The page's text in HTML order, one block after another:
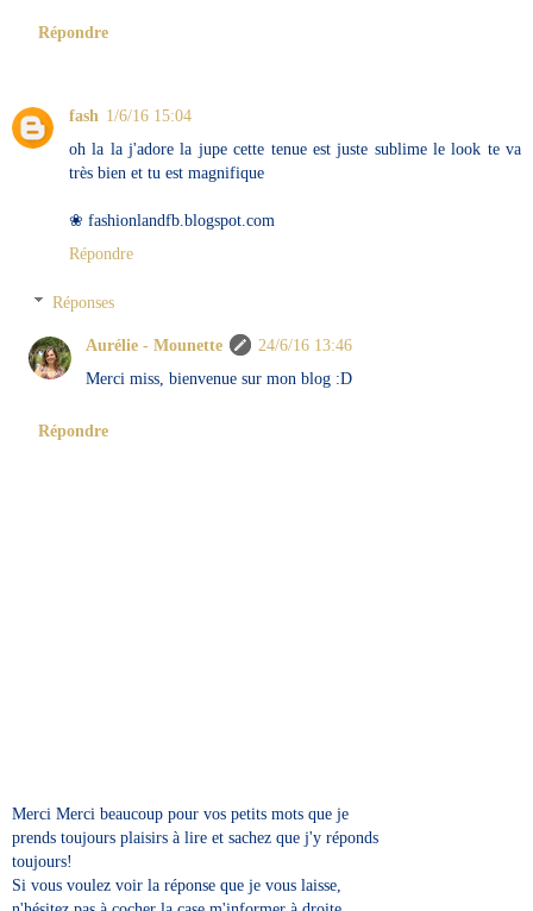
Répondre
fash 1/6/16 15:04
oh la la j'adore la jupe cette tenue est juste sublime le look te va
très bien et tu est magnifique
❀ fashionlandfb.blogspot.com
Répondre
Réponses
Aurélie - Mounette
24/6/16 13:46
Merci miss, bienvenue sur mon blog :D
Répondre
Merci Merci beaucoup pour vos petits mots que je
prends toujours plaisirs à lire et sachez que j'y réponds
toujours!
Si vous voulez voir la réponse que je vous laisse,